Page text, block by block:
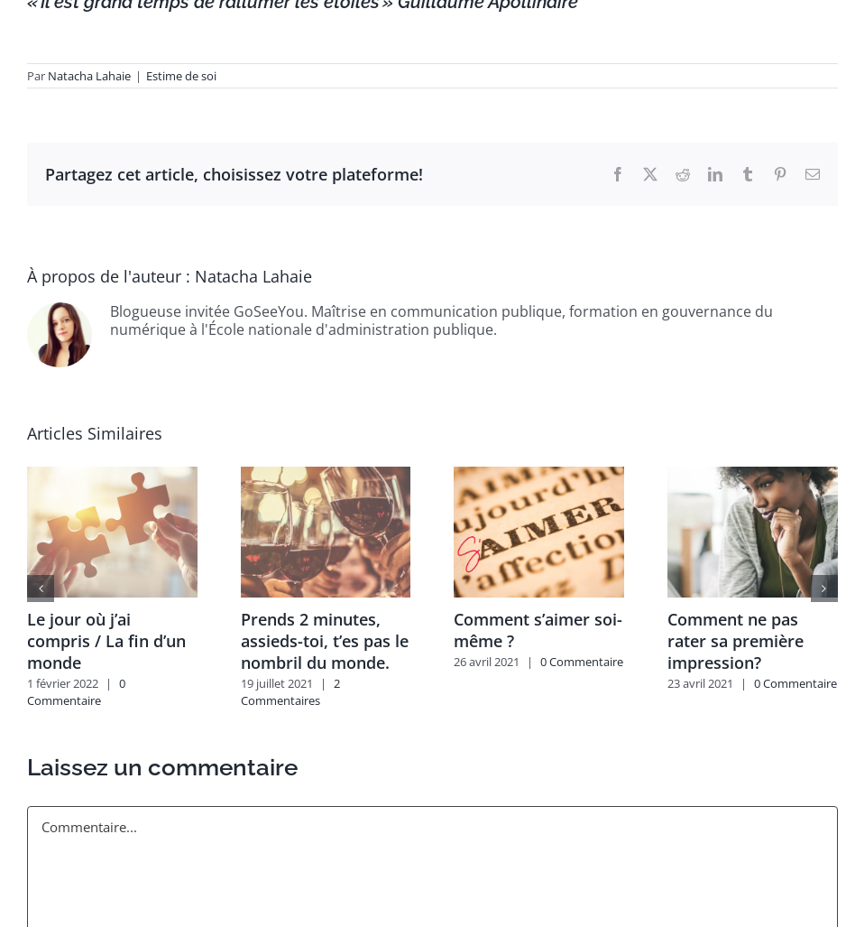
Par Natacha Lahaie | Estime de soi
Partagez cet article, choisissez votre plateforme! Facebook
X RedditLinkedInTumblrPinterestEmail
À propos de l'auteur : Natacha Lahaie
Blogueuse invitée GoSeeYou. Maîtrise en communication publique, formation en gouvernance du
numérique à l'École nationale d'administration publique.
Articles Similaires
Le jour où j’ai
compris / La fin d’un
monde
1 février 2022 |
0
Commentaire
Prends 2 minutes,
assieds-toi, t’es pas le
nombril du monde.
19 juillet 2021 |
2
Commentaires
Comment s’aimer soi-
même ?
26 avril 2021 | 0 Commentaire
Comment ne pas
rater sa première
impression?
23 avril 2021 | 0 Commentaire
Laissez un commentaire
Commentaire